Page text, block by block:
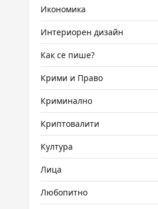
Икономика
Интериорен дизайн
Как се пише?
Крими и Право
Криминално
Криптовалити
Култура
Лица
Любопитно